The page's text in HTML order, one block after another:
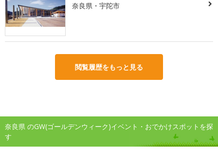
奈良県・宇陀市
閲覧履歴をもっと見る
奈良県 のGW(ゴールデンウィーク)イベント・おでかけスポットを探
す